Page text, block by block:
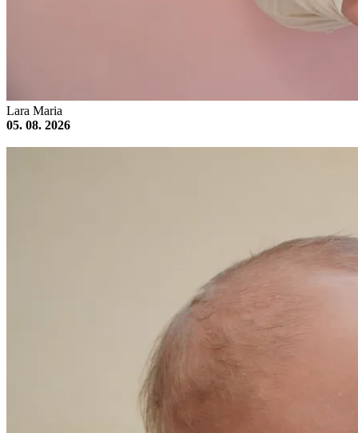
Lara Maria
05. 08. 2026